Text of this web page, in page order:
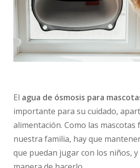
El agua de ósmosis para
importante para su cuidado,
alimentación. Como las
nuestra familia, hay que
que puedan jugar con los niños, y